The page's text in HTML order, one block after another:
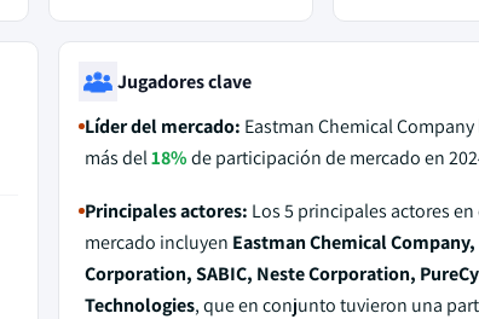
Jugadores clave
Líder del mercado: Eastman Chemical
más del18%de participación de mercado en
Principales actores: Los 5 principales actores en
mercado incluyen Eastman Chemical
Corporation, SABIC, Neste Corporation,
Technologies, que en conjunto tuvieron una